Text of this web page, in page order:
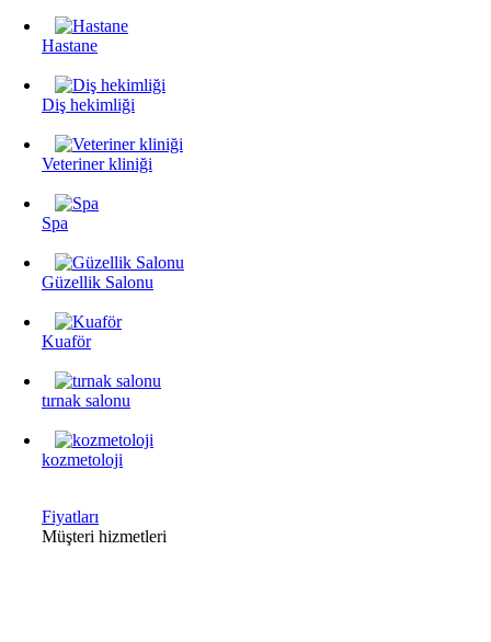
Hastane
Diş hekimliği
Veteriner kliniği
Spa
Güzellik Salonu
Kuaför
tırnak salonu
kozmetoloji
Fiyatları
Müşteri hizmetleri